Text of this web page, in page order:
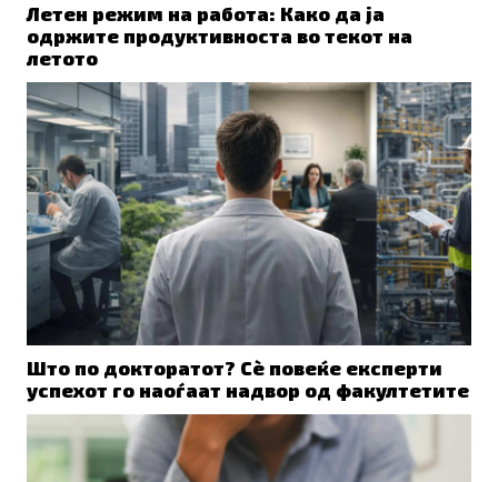
Летен режим на работа: Како да ја
одржите продуктивноста во текот на
летото
Што по докторатот? Сè повеќе експерти
успехот го наоѓаат надвор од факултетите